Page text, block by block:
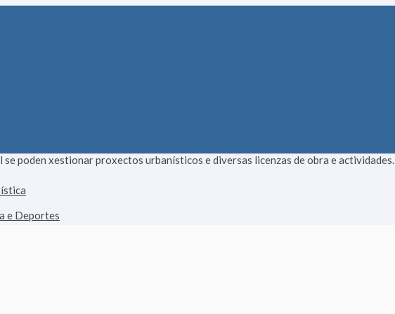
e Deportes
poden xestionar proxectos urbanísticos e diversas licenzas de obra e actividades.